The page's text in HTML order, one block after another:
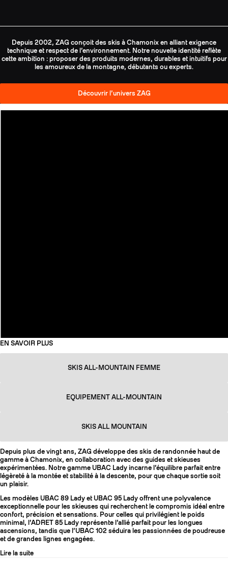
Depuis 2002, ZAG conçoit des skis à Chamonix en alliant exigence
technique et respect de l’environnement. Notre nouvelle identité reflète
cette ambition : proposer des produits modernes, durables et intuitifs pour
les amoureux de la montagne, débutants ou experts.
Découvrir l’univers ZAG
EN SAVOIR PLUS
SKIS ALL-MOUNTAIN FEMME
EQUIPEMENT ALL-MOUNTAIN
SKIS ALL MOUNTAIN
Depuis plus de vingt ans, ZAG développe des skis de randonnée haut de
gamme à Chamonix, en collaboration avec des guides et skieuses
expérimentées. Notre gamme UBAC Lady incarne l’équilibre parfait entre
légèreté à la montée et stabilité à la descente, pour que chaque sortie soit
un plaisir.
Les modèles UBAC 89 Lady et UBAC 95 Lady offrent une polyvalence
exceptionnelle pour les skieuses qui recherchent le compromis idéal entre
confort, précision et sensations. Pour celles qui privilégient le poids
minimal, l’ADRET 85 Lady représente l’allié parfait pour les longues
ascensions, tandis que l’UBAC 102 séduira les passionnées de poudreuse
et de grandes lignes engagées.
Lire la suite